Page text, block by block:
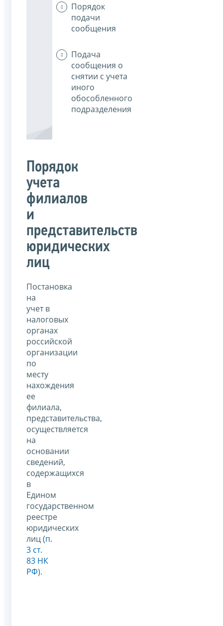
Порядок
подачи
сообщения
Подача
сообщения о
снятии с учета
иного
обособленного
подразделения
Порядок
учета
филиалов
и
представительств
юридических
лиц
Постановка
на
учет в
налоговых
органах
российской
организации
по
месту
нахождения
ее
филиала,
представительства,
осуществляется
на
основании
сведений,
содержащихся
в
Едином
государственном
реестре
юридических
лиц (п.
3 ст.
83 НК
РФ).